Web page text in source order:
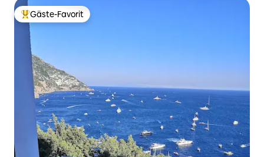
Beliebter Gäste-Favorit.
Gäste-Favorit